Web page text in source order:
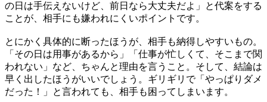
の日は手伝えないけど、前日なら大丈夫だよ」と代案をする
ことが、相手にも嫌われにくいポイントです。
とにかく具体的に断ったほうが、相手も納得しやすいもの。
「その日は用事があるから」「仕事が忙しくて、そこまで関
われない」など、ちゃんと理由を言うこと。そして、結論は
早く出したほうがいいでしょう。ギリギリで「やっぱりダメ
だった！」と言われても、相手も困ってしまいます。